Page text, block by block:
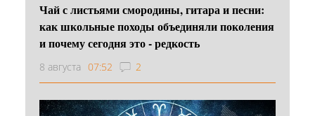
Чай с листьями смородины, гитара и песни:
как школьные походы объединяли поколения
и почему сегодня это - редкость
8 августа 07:52 2